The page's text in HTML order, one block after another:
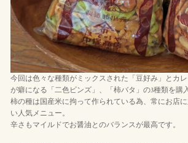
今回は色々な種類がミックスされた「豆好み」とカ
が癖になる「二色ビンズ」、「柿バタ」の3種類を購入
柿の種は国産米に拘って作られている為、常にお店
い人気メニュー。
辛さもマイルドでお醤油とのバランスが最高です。